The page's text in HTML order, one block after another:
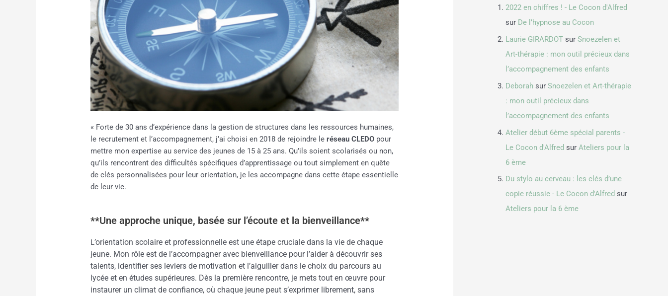
« Forte de 30 ans d’expérience dans la gestion de structures dans les ressources humaines,
le recrutement et l’accompagnement, j’ai choisi en 2018 de rejoindre leréseau CLEDO pour
mettre mon expertise au service des jeunes de 15 à 25 ans.Qu’ils soient scolarisés ou non,
qu’ils rencontrent des difficultés spécifiques d’apprentissage ou tout simplement en quête
de clés personnalisées pour leur orientation, je les accompagne dans cette étape essentielle
de leur vie.
**Une approche unique, basée sur l’écoute et la bienveillance**
L’orientation scolaire et professionnelle est une étape cruciale dans la vie de chaque
jeune. Mon rôle est de l’accompagner avec bienveillance pour l’aider à découvrir ses
talents, identifier ses leviers de motivation et l’aiguiller dans le choix du parcours au
lycée et en études supérieures. Dès la première rencontre, je mets tout en œuvre pour
instaurer un climat de confiance, où chaque jeune peut s’exprimer librement, sans
2022 en chiffres ! - Le Cocon d'Alfred
sur De l’hypnose au Cocon
Laurie GIRARDOT sur Snoezelen et
Art-thérapie : mon outil précieux dans
l’accompagnement des enfants
Deborah sur Snoezelen et Art-thérapie
: mon outil précieux dans
l’accompagnement des enfants
Atelier début 6ème spécial parents -
Le Cocon d'Alfred sur Ateliers pour la
6 ème
Du stylo au cerveau : les clés d’une
copie réussie - Le Cocon d'Alfred sur
Ateliers pour la 6 ème